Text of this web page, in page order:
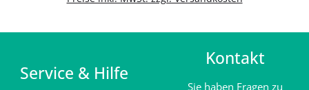
Service & Hilfe
Kontakt
Sie haben Fragen zu